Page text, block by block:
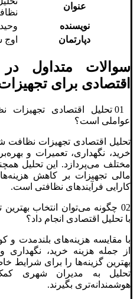
عنوان
نویسنده
دپارتمان
اوج
سوالات متداول
اقتصادی برای
01 تحلیل اقتصادی
عواملی است؟
تحلیل اقتصادی تجهیزات نظافت
خرید، نگهداری، تعمیرات و
مختلف می‌پردازد. این تحلیل
مالی تجهیزات بر کاهش
کارایی فرآیندهای نظافتی است.
02 چگونه می‌توان انتخاب
با تحلیل اقتصادی انجام داد؟
با مقایسه هزینه‌های بلندمدت و
از جمله هزینه خرید،
بهترین گزینه‌ها را برای شرایط
تحلیل به مدیران شهری
هوشمندانه‌تری بگیرند.